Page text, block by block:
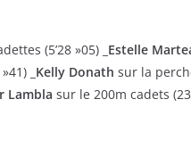
(5’28 »05) _Estelle
_Kelly Donath sur la
Lambla sur le 200m cadets